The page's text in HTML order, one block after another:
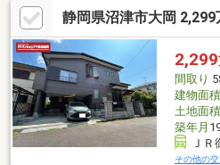
静岡県沼津市大岡 2,299
2,299
間取り
建物面積
土地面積
築年月
Ｊ
その他の交